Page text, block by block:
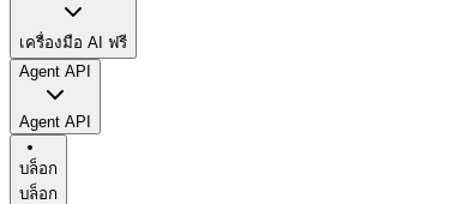
เครื่องมือ AI ฟรี
Agent API
Agent API
บล็อก
บล็อก